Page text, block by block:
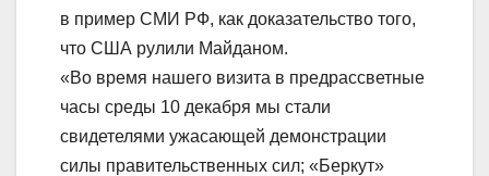
в пример СМИ РФ, как доказательство того,
что США рулили Майданом.
«Во время нашего визита в предрассветные
часы среды 10 декабря мы стали
свидетелями ужасающей демонстрации
силы правительственных сил; «Беркут»